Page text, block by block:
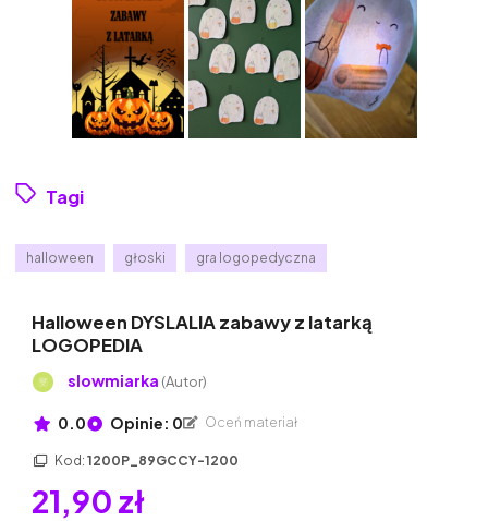
Tagi
halloween głoski gra logopedyczna
Halloween DYSLALIA zabawy z latarką
LOGOPEDIA
slowmiarka (Autor)
0.0 Opinie: 0 Oceń materiał
Kod: 1200P_89GCCY-1200
21,90 zł